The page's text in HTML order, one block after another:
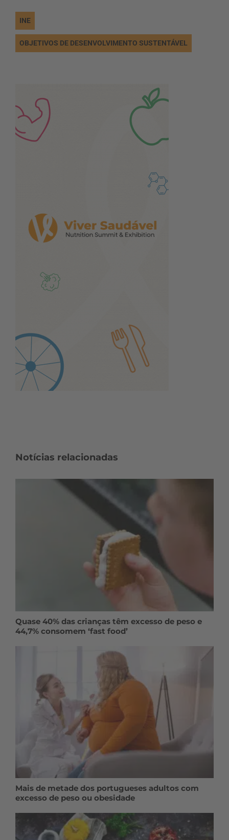
INE
OBJETIVOS DE DESENVOLVIMENTO SUSTENTÁVEL
Notícias relacionadas
Quase 40% das crianças têm excesso de peso e
44,7% consomem ‘fast food’
Mais de metade dos portugueses adultos com
excesso de peso ou obesidade